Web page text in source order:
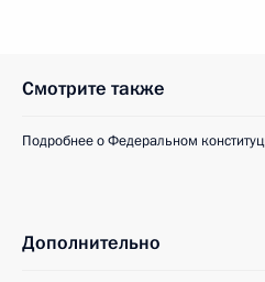
Смотрите также
Подробнее о Федеральном
Дополнительно